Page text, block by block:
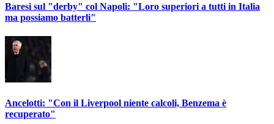
Baresi sul "derby" col Napoli: "Loro superiori a tutti in Italia
ma possiamo batterli"
Ancelotti: "Con il Liverpool niente calcoli, Benzema è
recuperato"